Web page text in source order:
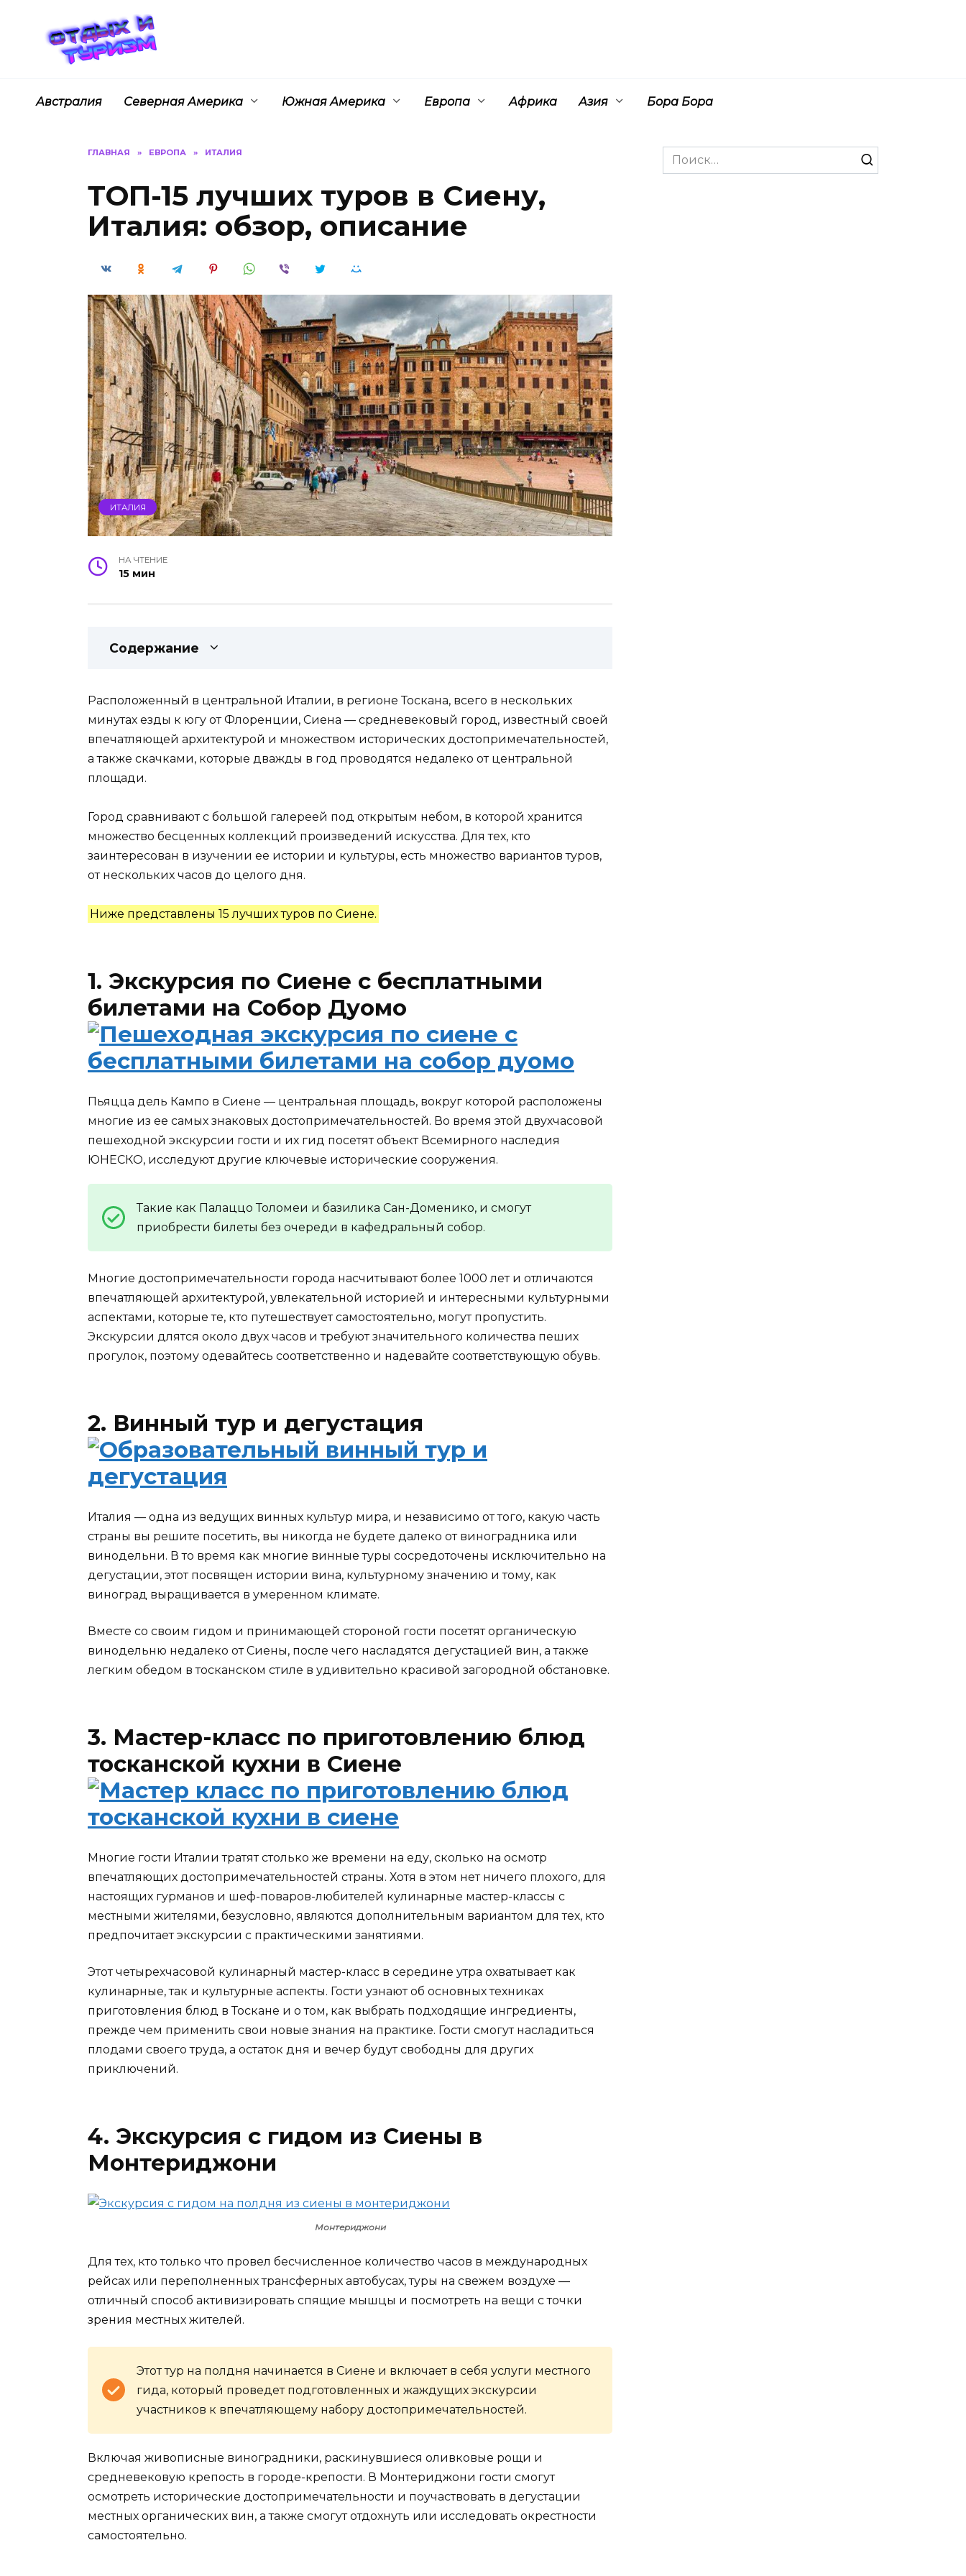
содержанию
Австралия Северная Америка Южная Америка Европа Африка Азия Бора Бора
ГЛАВНАЯ » ЕВРОПА » ИТАЛИЯ
ТОП-15 лучших туров в Сиену,
Италия: обзор, описание
ИТАЛИЯ
НА ЧТЕНИЕ
15 мин
Содержание
Расположенный в центральной Италии, в регионе Тоскана, всего в нескольких
минутах езды к югу от Флоренции, Сиена — средневековый город, известный своей
впечатляющей архитектурой и множеством исторических достопримечательностей,
а также скачками, которые дважды в год проводятся недалеко от центральной
площади.
Город сравнивают с большой галереей под открытым небом, в которой хранится
множество бесценных коллекций произведений искусства. Для тех, кто
заинтересован в изучении ее истории и культуры, есть множество вариантов туров,
от нескольких часов до целого дня.
Ниже представлены 15 лучших туров по Сиене.
1. Экскурсия по Сиене с бесплатными
билетами на Собор Дуомо
Пьяцца дель Кампо в Сиене — центральная площадь, вокруг которой расположены
многие из ее самых знаковых достопримечательностей. Во время этой двухчасовой
пешеходной экскурсии гости и их гид посетят объект Всемирного наследия
ЮНЕСКО, исследуют другие ключевые исторические сооружения.
Такие как Палаццо Толомеи и базилика Сан-Доменико, и смогут
приобрести билеты без очереди в кафедральный собор.
Многие достопримечательности города насчитывают более 1000 лет и отличаются
впечатляющей архитектурой, увлекательной историей и интересными культурными
аспектами, которые те, кто путешествует самостоятельно, могут пропустить.
Экскурсии длятся около двух часов и требуют значительного количества пеших
прогулок, поэтому одевайтесь соответственно и надевайте соответствующую обувь.
2. Винный тур и дегустация
Италия — одна из ведущих винных культур мира, и независимо от того, какую часть
страны вы решите посетить, вы никогда не будете далеко от виноградника или
винодельни. В то время как многие винные туры сосредоточены исключительно на
дегустации, этот посвящен истории вина, культурному значению и тому, как
виноград выращивается в умеренном климате.
Вместе со своим гидом и принимающей стороной гости посетят органическую
винодельню недалеко от Сиены, после чего насладятся дегустацией вин, а также
легким обедом в тосканском стиле в удивительно красивой загородной обстановке.
3. Мастер-класс по приготовлению блюд
тосканской кухни в Сиене
Многие гости Италии тратят столько же времени на еду, сколько на осмотр
впечатляющих достопримечательностей страны. Хотя в этом нет ничего плохого, для
настоящих гурманов и шеф-поваров-любителей кулинарные мастер-классы с
местными жителями, безусловно, являются дополнительным вариантом для тех, кто
предпочитает экскурсии с практическими занятиями.
Этот четырехчасовой кулинарный мастер-класс в середине утра охватывает как
кулинарные, так и культурные аспекты. Гости узнают об основных техниках
приготовления блюд в Тоскане и о том, как выбрать подходящие ингредиенты,
прежде чем применить свои новые знания на практике. Гости смогут насладиться
плодами своего труда, а остаток дня и вечер будут свободны для других
приключений.
4. Экскурсия с гидом из Сиены в
Монтериджони
Монтериджони
Для тех, кто только что провел бесчисленное количество часов в международных
рейсах или переполненных трансферных автобусах, туры на свежем воздухе —
отличный способ активизировать спящие мышцы и посмотреть на вещи с точки
зрения местных жителей.
Этот тур на полдня начинается в Сиене и включает в себя услуги местного
гида, который проведет подготовленных и жаждущих экскурсии
участников к впечатляющему набору достопримечательностей.
Включая живописные виноградники, раскинувшиеся оливковые рощи и
средневековую крепость в городе-крепости. В Монтериджони гости смогут
осмотреть исторические достопримечательности и поучаствовать в дегустации
местных органических вин, а также смогут отдохнуть или исследовать окрестности
самостоятельно.
Search
for: